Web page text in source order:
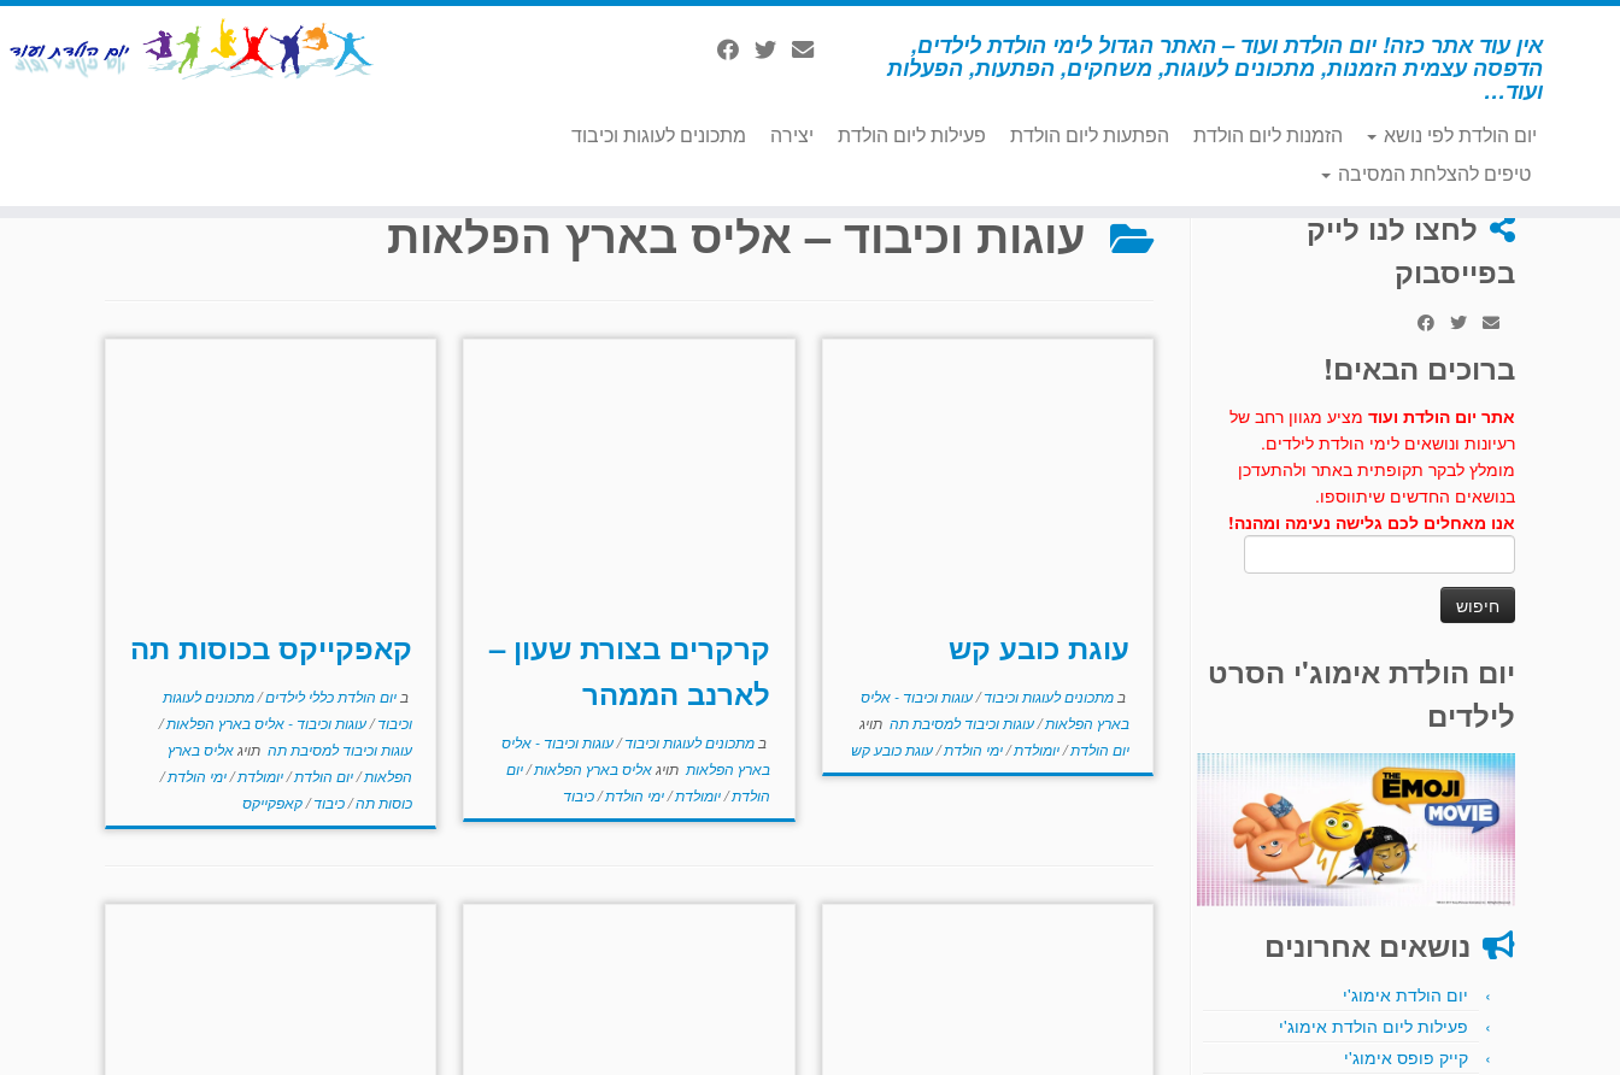
דלג
אין עוד אתר כזה! יום הולדת ועוד – האתר הגדול לימי הולדת לילדים,
הדפסה עצמית הזמנות, מתכונים לעוגות, משחקים, הפתעות, הפעלות
ועוד…
יום הולדת לפי נושא הזמנות ליום הולדת הפתעות ליום הולדת פעילות ליום הולדת יצירה
מתכונים לעוגות וכיבוד
טיפים להצלחת המסיבה
דף הבית » אליס בארץ הפלאות
לחצו לנו לייק
בפייסבוק
ברוכים הבאים!
אתר יום הולדת ועוד מציע מגוון רחב של
רעיונות ונושאים לימי הולדת לילדים.
מומלץ לבקר תקופתית באתר ולהתעדכן
בנושאים החדשים שיתווספו.
אנו מאחלים לכם גלישה נעימה ומהנה!
יום הולדת אימוג'י הסרט
לילדים
נושאים אחרונים
יום הולדת אימוג'י
פעילות ליום הולדת אימוג'י
קייק פופס אימוג'י
עוגות וכיבוד – אליס בארץ הפלאות
עוגת כובע קש
במתכונים לעוגות וכיבוד/עוגות וכיבוד - אליס
בארץ הפלאות/עוגות וכיבוד למסיבת תה תויג
יום הולדת/יומולדת/ימי הולדת/עוגת כובע קש
קרקרים בצורת שעון –
לארנב הממהר
ב מתכונים לעוגות וכיבוד/עוגות וכיבוד - אליס
בארץ הפלאות תויגאליס בארץ הפלאות/יום
הולדת/יומולדת/ימי הולדת/כיבוד
קאפקייקס בכוסות תה
ב יום הולדת כללי לילדים/מתכונים לעוגות
וכיבוד/עוגות וכיבוד - אליס בארץ הפלאות/
עוגות וכיבוד למסיבת תה תויגאליס בארץ
הפלאות/יום הולדת/יומולדת/ימי הולדת/
כוסות תה/כיבוד/קאפקייקס